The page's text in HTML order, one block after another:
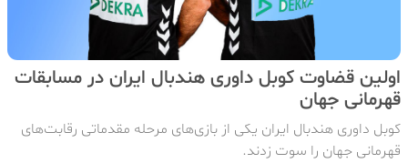
اولین قضاوت کوبل داوری هندبال ایران در مسابقات
قهرمانی جهان
کوبل داوری هندبال ایران یکی از بازی‌های مرحله مقدماتی رقابت‌های
قهرمانی جهان را سوت زدند.